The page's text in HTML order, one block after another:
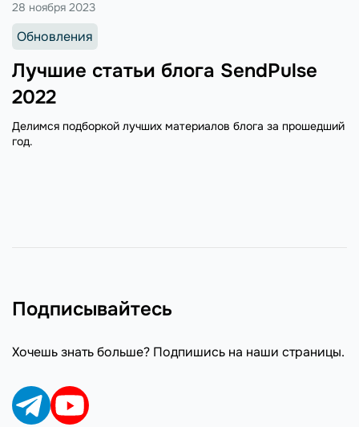
Лучшие статьи блога SendPulse
2022
28 ноября 2023
Обновления
Делимся подборкой лучших материалов блога за прошедший
год.
Подписывайтесь
Хочешь знать больше? Подпишись на наши страницы.